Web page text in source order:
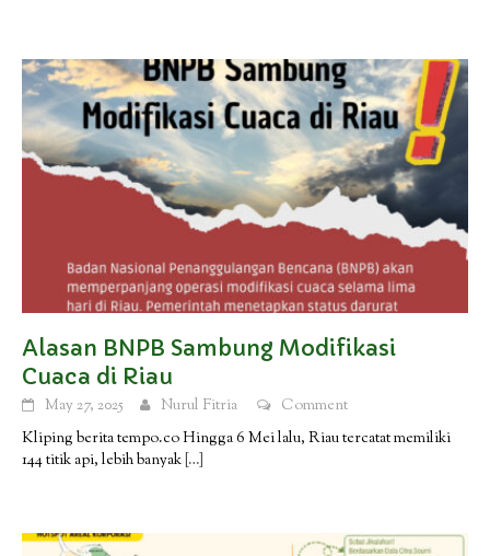
Alasan BNPB Sambung Modifikasi
Cuaca di Riau
May 27, 2025 Nurul Fitria
Comment
Kliping berita tempo.co Hingga 6 Mei lalu, Riau tercatat memiliki
144 titik api, lebih banyak […]